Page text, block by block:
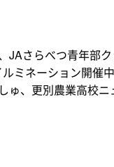
さらべつ青年部
ミネーション開
、更別農業高校